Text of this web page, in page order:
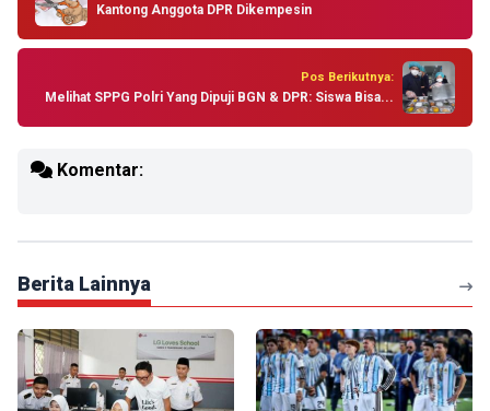
Kantong Anggota DPR Dikempesin
Pos Berikutnya:
Melihat SPPG Polri Yang Dipuji BGN & DPR: Siswa Bisa...
Komentar:
Berita Lainnya